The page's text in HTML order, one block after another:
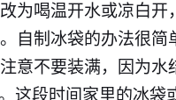
为喝温开水或凉白开
自制冰袋的办法很简
意不要装满，因为水
段时间家里的冰袋